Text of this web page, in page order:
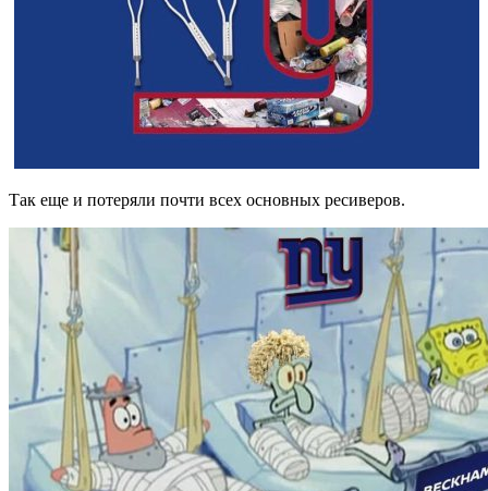
Так еще и потеряли почти всех основных ресиверов.